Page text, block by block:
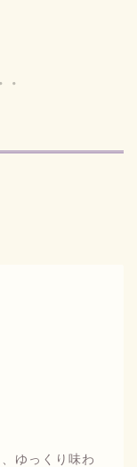
ゆっくり味わ